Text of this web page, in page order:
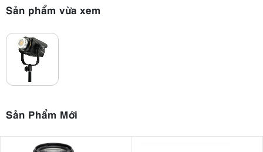
tại khoảng cách 1 mét khi sử dụng chóa phản quang đi kèm. Đây là
mức sáng đủ để đáp ứng các nhu cầu quay trong studio vừa và lớn,
Sản phẩm vừa xem
Sản Phẩm Mới